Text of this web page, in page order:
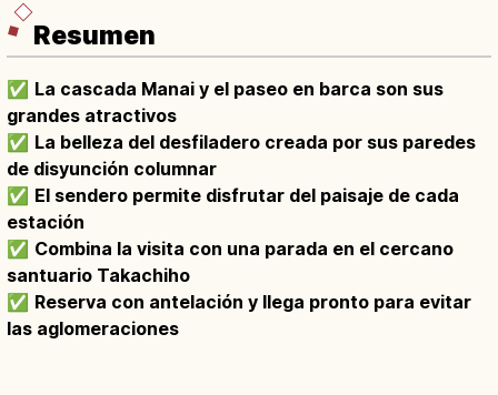
Resumen
✅ La cascada Manai y el paseo en barca son sus
grandes atractivos
✅ La belleza del desfiladero creada por sus paredes
de disyunción columnar
✅ El sendero permite disfrutar del paisaje de cada
estación
✅ Combina la visita con una parada en el cercano
santuario Takachiho
✅ Reserva con antelación y llega pronto para evitar
las aglomeraciones